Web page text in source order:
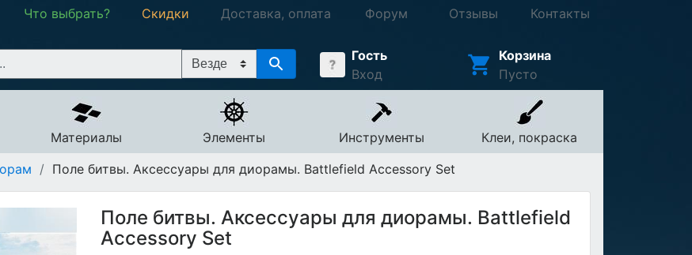
Что выбрать? Скидки Доставка, оплата Форум Отзывы Контакты
Гость
Вход
Корзина
Пусто
Материалы Элементы Инструменты
Клеи, покраска
/ Поле битвы. Аксессуары для диорамы. Battlefield Accessory Set
Поле битвы. Аксессуары для диорамы. Battlefield
Accessory Set